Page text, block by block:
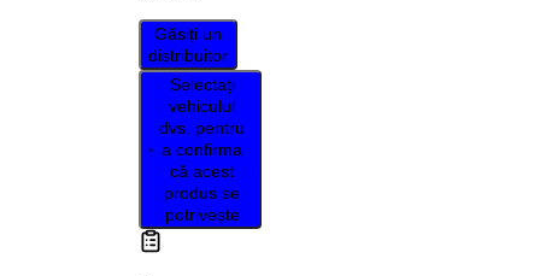
Găsiți un
distribuitor
Selectați
vehiculul
dvs. pentru
a confirma
că acest
produs se
potrivește